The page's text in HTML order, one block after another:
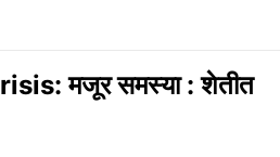
मजूर समस्या : शेतीत